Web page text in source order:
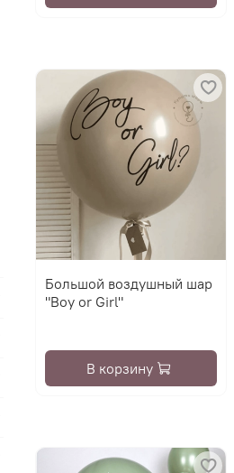
Большой воздушный шар
"Boy or Girl"
В корзину